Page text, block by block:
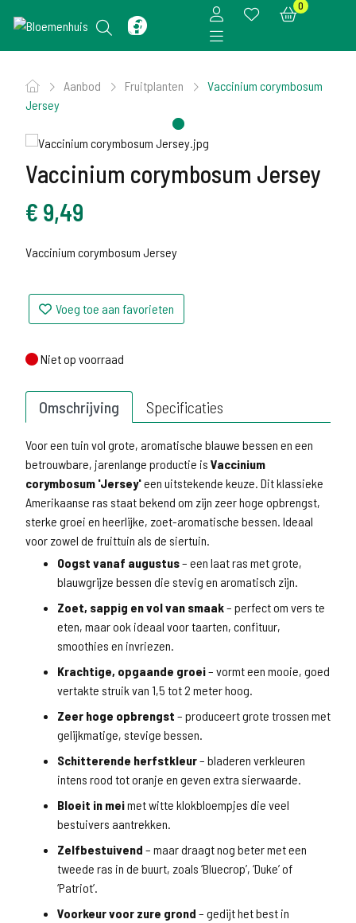
0
Aanbod Fruitplanten
Vaccinium corymbosum
Jersey
Vaccinium corymbosum Jersey
€ 9,49
Vaccinium corymbosum Jersey
Voeg toe aan favorieten
Niet op voorraad
Niet op voorraad
Omschrijving Specificaties
Voor een tuin vol grote, aromatische blauwe bessen en een
betrouwbare, jarenlange productie is Vaccinium
corymbosum 'Jersey'een uitstekende keuze. Dit klassieke
Amerikaanse ras staat bekend om zijn zeer hoge opbrengst,
sterke groei en heerlijke, zoet-aromatische bessen. Ideaal
voor zowel de fruittuin als de siertuin.
Oogst vanaf augustus– een laat ras met grote,
blauwgrijze bessen die stevig en aromatisch zijn.
Zoet, sappig en vol van smaak– perfect om vers te
eten, maar ook ideaal voor taarten, confituur,
smoothies en invriezen.
Krachtige, opgaande groei– vormt een mooie, goed
vertakte struik van 1,5 tot 2 meter hoog.
Zeer hoge opbrengst – produceert grote trossen met
gelijkmatige, stevige bessen.
Schitterende herfstkleur– bladeren verkleuren
intens rood tot oranje en geven extra sierwaarde.
Bloeit in meimet witte klokbloempjes die veel
bestuivers aantrekken.
Zelfbestuivend – maar draagt nog beter met een
tweede ras in de buurt, zoals ‘Bluecrop’, ‘Duke’ of
‘Patriot’.
Voorkeur voor zure grond – gedijt het best in